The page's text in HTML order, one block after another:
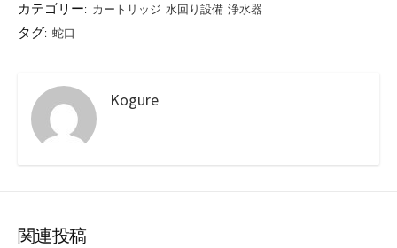
カテゴリー: カートリッジ 水回り設備 浄水器
タグ: 蛇口
Kogure
関連投稿